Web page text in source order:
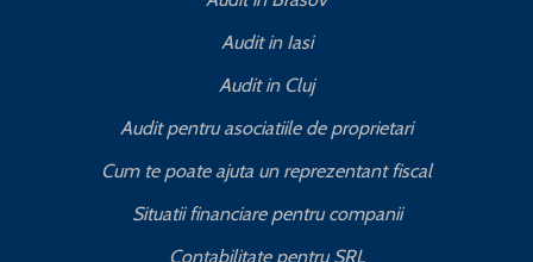
Audit in Iasi
Audit in Cluj
Audit pentru asociatiile de proprietari
Cum te poate ajuta un reprezentant fiscal
Situatii financiare pentru companii
Contabilitate pentru SRL